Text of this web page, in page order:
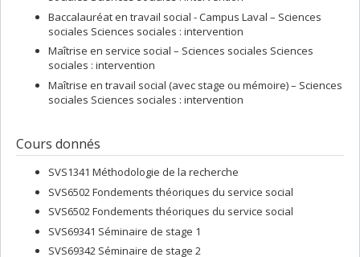
Baccalauréat en travail social - Campus Laval – Sciences
sociales Sciences sociales : intervention
Maîtrise en service social – Sciences sociales Sciences
sociales : intervention
Maîtrise en travail social (avec stage ou mémoire) – Sciences
sociales Sciences sociales : intervention
Cours donnés
SVS1341 Méthodologie de la recherche
SVS6502 Fondements théoriques du service social
SVS6502 Fondements théoriques du service social
SVS69341 Séminaire de stage 1
SVS69342 Séminaire de stage 2